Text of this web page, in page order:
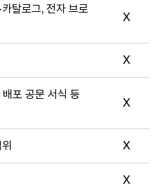
탈로그, 전자 브로
X
X
포 공문 서식 등
X
X
X